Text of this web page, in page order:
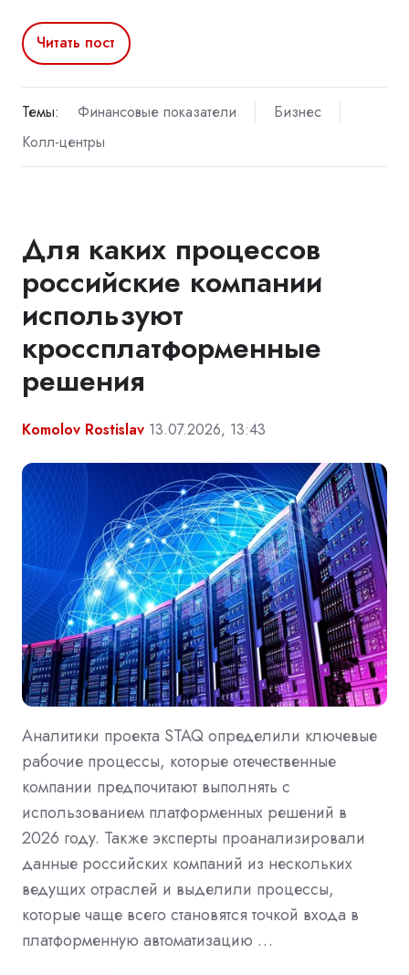
Читать пост
Темы: Финансовые показатели
Бизнес
Колл-центры
Для каких процессов
российские компании
используют
кроссплатформенные
решения
Komolov Rostislav 13.07.2026, 13:43
Аналитики проекта STAQ определили ключевые
рабочие процессы, которые отечественные
компании предпочитают выполнять с
использованием платформенных решений в
2026 году. Также эксперты проанализировали
данные российских компаний из нескольких
ведущих отраслей и выделили процессы,
которые чаще всего становятся точкой входа в
платформенную автоматизацию …